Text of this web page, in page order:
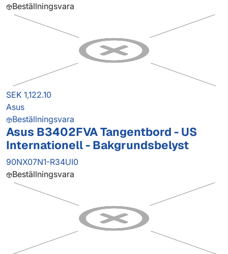
Beställningsvara
SEK 1,122.10
Asus
Beställningsvara
Asus B3402FVA Tangentbord - US
Internationell - Bakgrundsbelyst
90NX07N1-R34UI0
Beställningsvara